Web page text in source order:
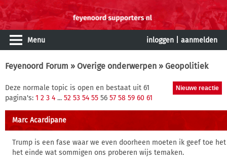
Menu inloggen aanmelden
Feyenoord Forum » Overige onderwerpen » Geopolitiek
Deze normale topic is open en bestaat uit 61
pagina's: 1 2 3 4 ... 52 53 54 55 56 57 58 59 60 61
Marc Acardipane
Trump is een fase waar we even doorheen moeten ik geef toe
het einde wat sommigen ons proberen wijs temaken.